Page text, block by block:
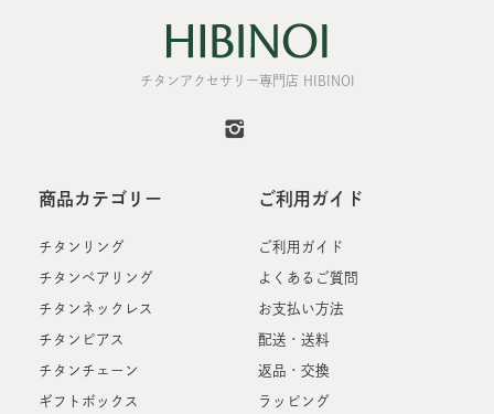
チタンアクセサリー専門店 HIBINOI
商品カテゴリー
チタンリング
チタンペアリング
チタンネックレス
チタンピアス
チタンチェーン
ギフトボックス
ご利用ガイド
ご利用ガイド
よくあるご質問
お支払い方法
配送・送料
返品・交換
ラッピング